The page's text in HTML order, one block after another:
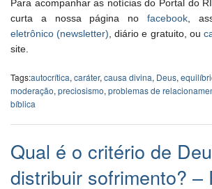
Para acompanhar as notícias do Portal do
curta a nossa página no facebook,
eletrônico (newsletter) , diário e gratuito, ou
site.
Tags:autocrítica, caráter, causa divina, Deus,
moderação, preciosismo, problemas de
bíblica
Qual é o critério de
distribuir sofrimento? –